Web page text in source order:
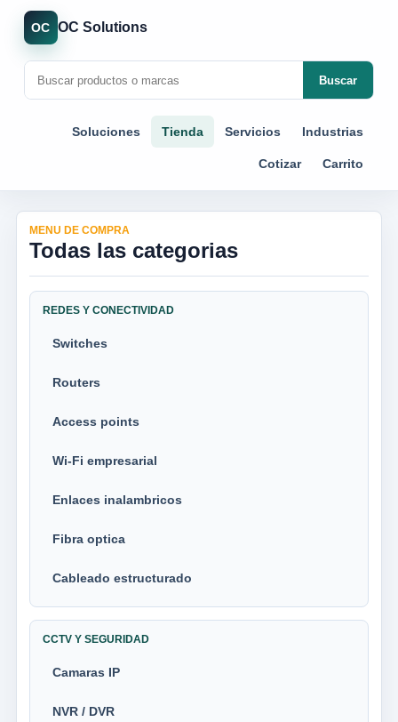
OC OC Solutions
Buscar
Soluciones Tienda Servicios Industrias
Cotizar Carrito
MENU DE COMPRA
Todas las categorias
REDES Y CONECTIVIDAD
Switches
Routers
Access points
Wi-Fi empresarial
Enlaces inalambricos
Fibra optica
Cableado estructurado
CCTV Y SEGURIDAD
Camaras IP
NVR / DVR